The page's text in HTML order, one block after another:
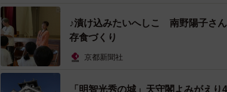
か…。 Qooも発売当初は大人気で、バカ売れして
じ」
など数々の驚きの声が寄せられた今回の投稿。復
入可能。ご興味ある方はぜひ手に取っていただきたい
♪漬け込みたいへしこ 南野陽子さ
存食づくり
京都新聞社
「明智光秀の城」天守閣よみがえ